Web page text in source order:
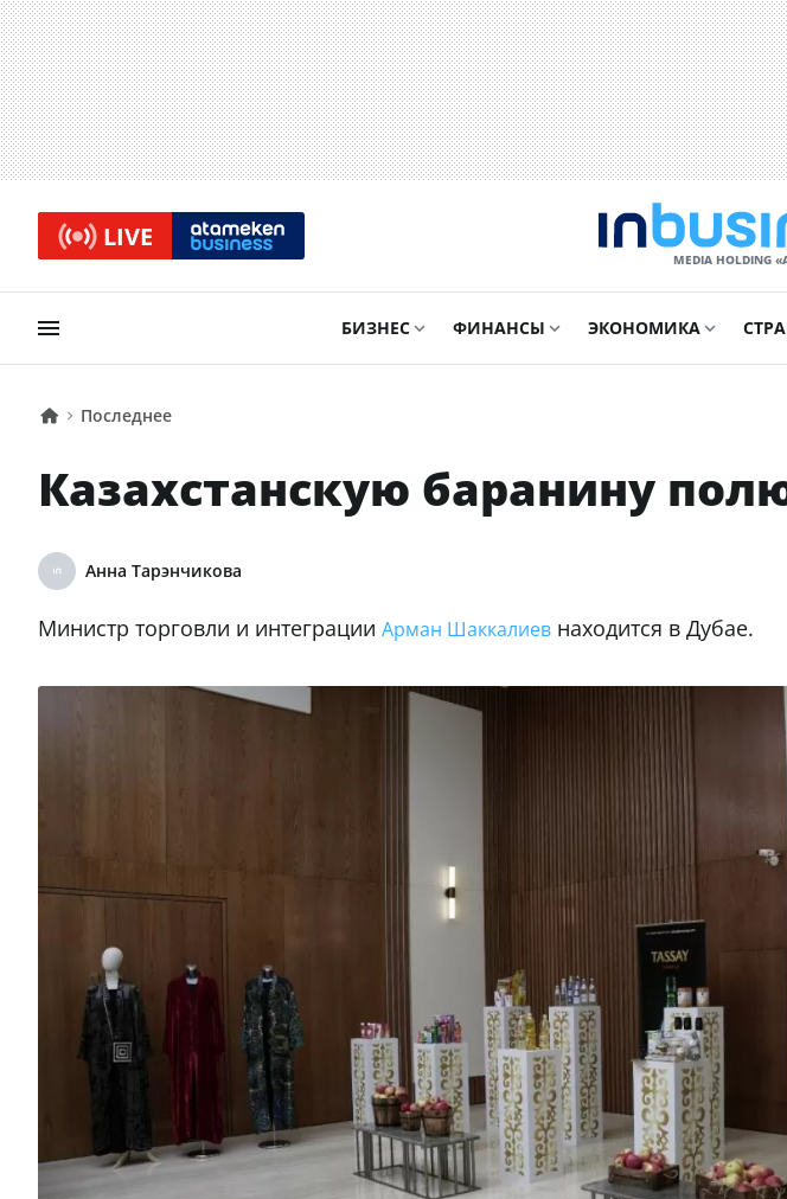
LIVE
MEDIA HOLDING
БИЗНЕС ФИНАНСЫ ЭКОНОМИКА
Последнее
Казахстанскую баранину
Анна Тарэнчикова
Министр торговли и интеграции Арман Шаккалиев находится в Дубае.